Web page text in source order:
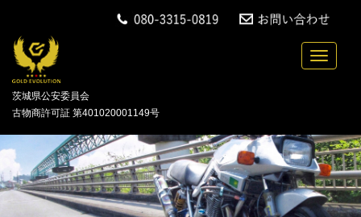
Toggle
中古バイクの買取・無料引取を行っている「
茨城県公安委員会
古物商許可証 第401020001149号